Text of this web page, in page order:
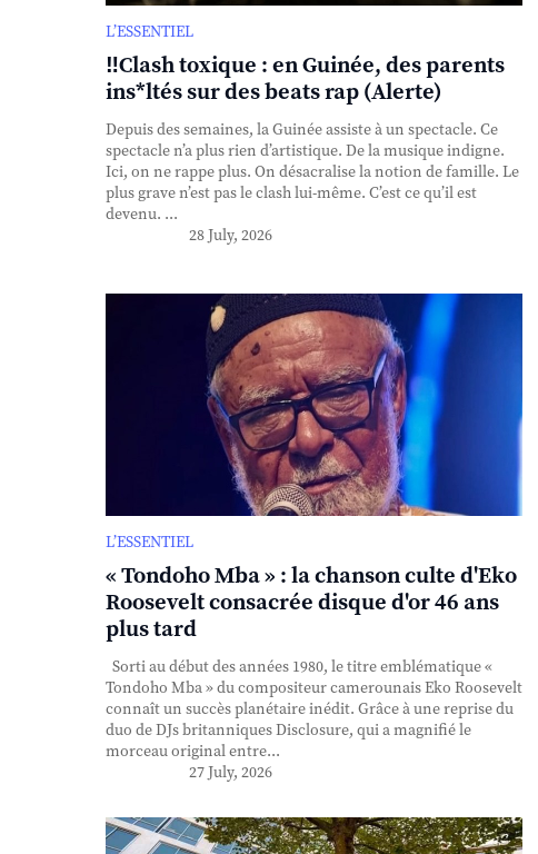
L’ESSENTIEL
‼️Clash toxique : en Guinée, des parents
ins*ltés sur des beats rap (Alerte)
Depuis des semaines, la Guinée assiste à un spectacle. Ce
spectacle n’a plus rien d’artistique. De la musique indigne.
Ici, on ne rappe plus. On désacralise la notion de famille. Le
plus grave n’est pas le clash lui-même. C’est ce qu’il est
devenu. ...
28 July, 2026
L’ESSENTIEL
« Tondoho Mba » : la chanson culte d'Eko
Roosevelt consacrée disque d'or 46 ans
plus tard
Sorti au début des années 1980, le titre emblématique «
Tondoho Mba » du compositeur camerounais Eko Roosevelt
connaît un succès planétaire inédit. Grâce à une reprise du
duo de DJs britanniques Disclosure, qui a magnifié le
morceau original entre...
27 July, 2026